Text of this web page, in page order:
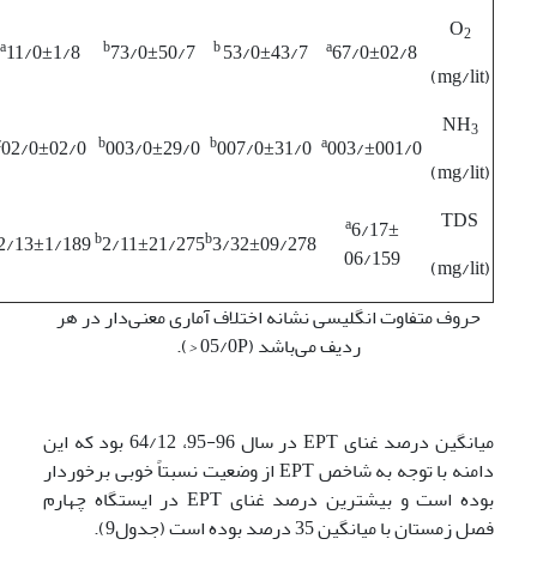
O2
(mg/lit)
a67/0±02/8
b53/0±43/7
b73/0±50/7
a11/0±1/8
NH3
(mg/lit)
a003/±001/0
b007/0±31/0
b003/0±29/0
02/0±02/0
TDS
(mg/lit)
a6/17±
06/159
b3/32±09/278
b2/11±21/275
13±1/189
حروف متفاوت انگلیسی نشانه اختلاف آماری معنی‌دار در هر
ردیف می‌باشد (05/0P
<
).
میانگین درصد غنای EPT در سال 96-95، 64/12 بود که این
دامنه با توجه به شاخص EPT از وضعیت نسبتاً خوبی برخوردار
بوده است و بیشترین درصد غنای EPT در ایستگاه چهارم
فصل زمستان با میانگین 35 درصد بوده است (جدول9).